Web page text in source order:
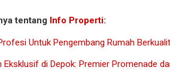
tentang Info Properti:
Untuk Pengembang Rumah
Eksklusif di Depok: Premier Promenade